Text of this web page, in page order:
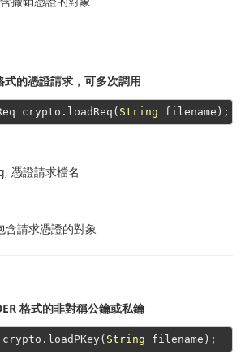
的憑證請求，可多次調用
crypto.loadReq( String
憑證請求檔名
含請求憑證的對象
格式的非對稱公鑰或私鑰
crypto.loadPKey( String